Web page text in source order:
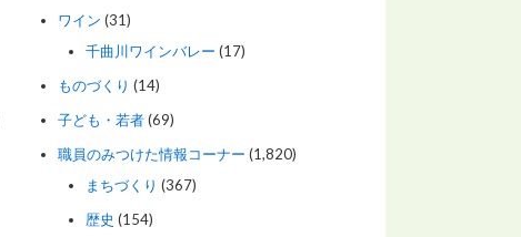
ワイン (31)
千曲川ワインバレー (17)
ものづくり (14)
子ども・若者(69)
職員のみつけた情報コーナー (1,820)
まちづくり (367)
歴史 (154)